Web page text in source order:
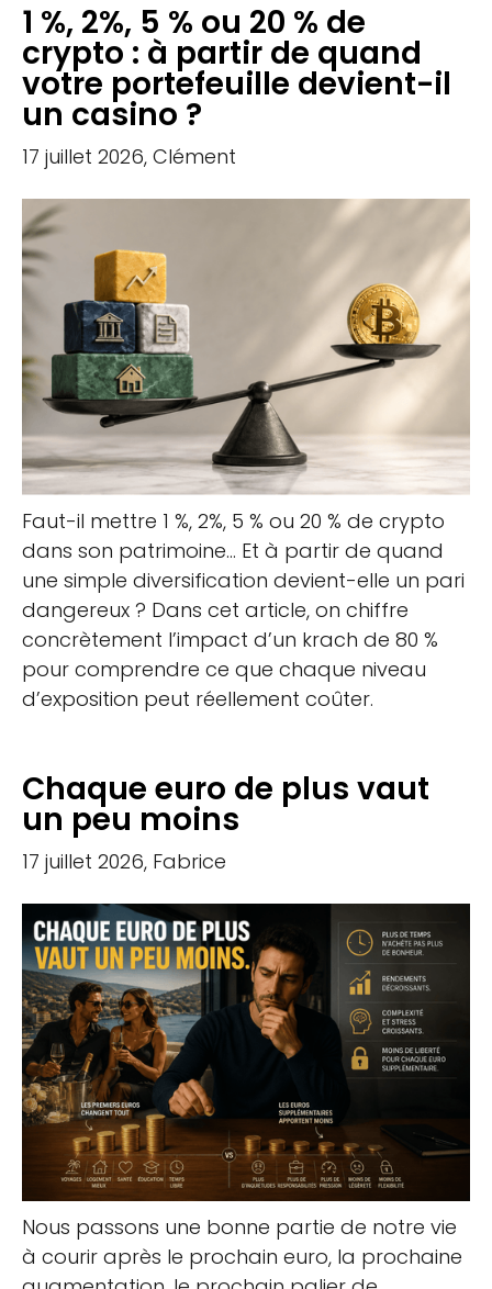
1 %, 2%, 5 % ou 20 % de
crypto : à partir de quand
votre portefeuille devient-il
un casino ?
17 juillet 2026, Clément
Faut-il mettre 1 %, 2%, 5 % ou 20 % de crypto
dans son patrimoine… Et à partir de quand
une simple diversification devient-elle un pari
dangereux ? Dans cet article, on chiffre
concrètement l’impact d’un krach de 80 %
pour comprendre ce que chaque niveau
d’exposition peut réellement coûter.
Chaque euro de plus vaut
un peu moins
17 juillet 2026, Fabrice
Nous passons une bonne partie de notre vie
à courir après le prochain euro, la prochaine